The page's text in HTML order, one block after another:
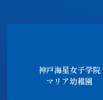
神戸海星女子学院
マリア幼稚園